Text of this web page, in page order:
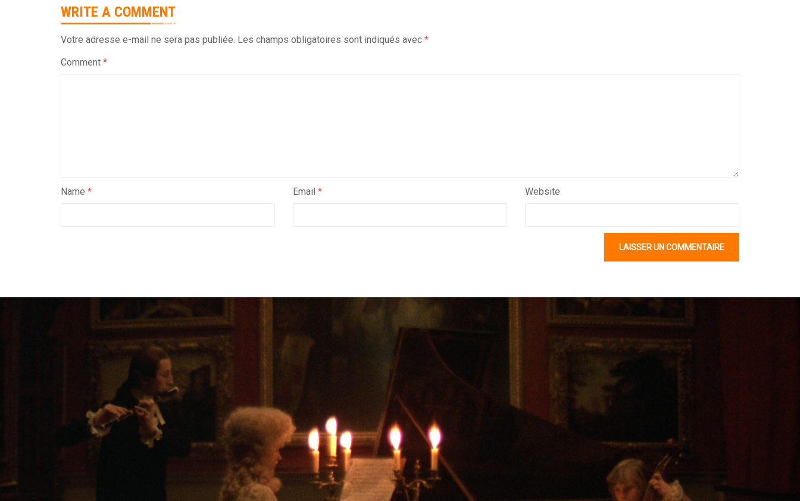
WRITE A COMMENT
Votre adresse e-mail ne sera pas publiée. Les champs obligatoires sont indiqués avec *
Comment *
Name * Email * Website